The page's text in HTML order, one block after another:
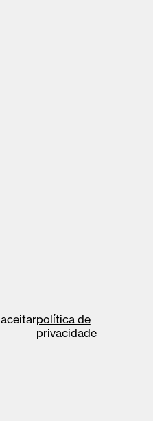
aceitarpolítica de
privacidade